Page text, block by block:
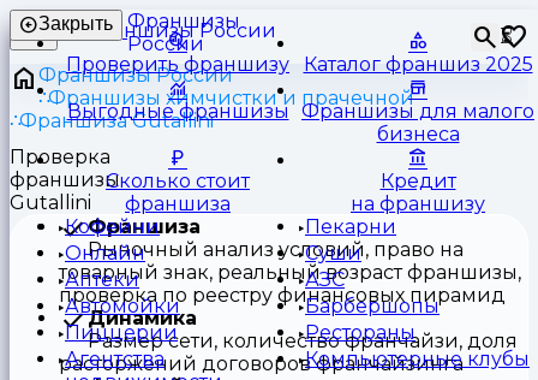
Франшизы
России
⏳
Закрыть
Проверить франшизу Каталог франшиз 2025
Выгодные франшизы Франшизы для малого
бизнеса
Сколько стоит
франшиза
Кредит
на франшизу
Кофейни
Пекарни
Онлайн
Суши
Аптеки
АЗС
Автомойки
Барбершопы
Пиццерии
Рестораны
Агентства
Компьютерные клубы
Франшизы России
Франшизы химчистки и прачечной
Франшиза Gutallini
Проверка
франшизы
Gutallini
Франшиза
Рыночный анализ условий, право на
товарный знак, реальный возраст франшизы,
проверка по реестру финансовых пирамид
Динамика
Размер сети, количество франчайзи, доля
расторжений договоров франчайзинга